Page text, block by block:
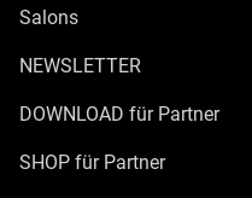
Salons
NEWSLETTER
DOWNLOAD für Partner
SHOP für Partner